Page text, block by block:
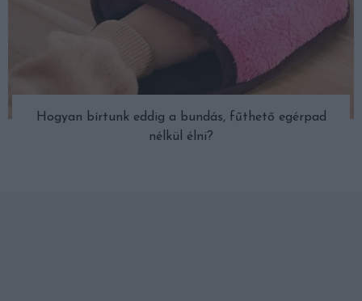
Hogyan bírtunk eddig a bundás, fűthető egérpad
nélkül élni?